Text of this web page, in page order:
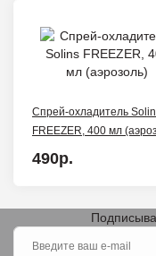
Спрей-охладитель
FREEZER, 400 мл
490р.